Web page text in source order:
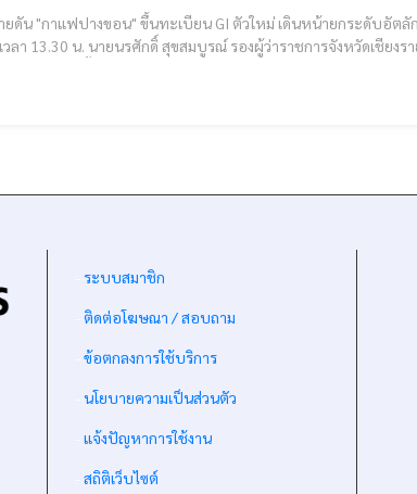
น "กาแฟปางขอน" ขึ้นทะเบียน GI ตัวใหม่ เดินหน้ายกระดับอัตลักษณ์สินค้าชุมชน! [cmruncode
วลา 13.30 น. นายนรศักดิ์ สุขสมบูรณ์ รองผู้ว่าราชการจังหวัดเชีย
ระบบสมาชิก
ติดต่อโฆษณา / สอบถาม
ข้อตกลงการใช้บริการ
นโยบายความเป็นส่วนตัว
แจ้งปัญหาการใช้งาน
สถิติเว็บไซต์